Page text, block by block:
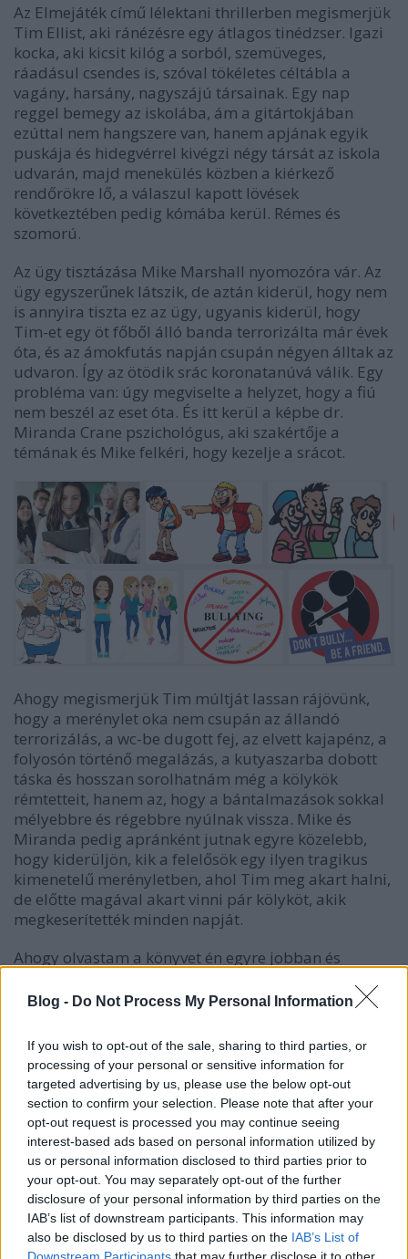
Blog - Do Not Process My Personal Information
If you wish to opt-out of the sale, sharing to third parties, or
processing of your personal or sensitive information for
targeted advertising by us, please use the below opt-out
section to confirm your selection. Please note that after your
opt-out request is processed you may continue seeing
interest-based ads based on personal information utilized by
us or personal information disclosed to third parties prior to
your opt-out. You may separately opt-out of the further
disclosure of your personal information by third parties on the
IAB’s list of downstream participants. This information may
also be disclosed by us to third parties on the IAB’s List of
Az Elmejáték című lélektani thrillerben megismerjük
Tim Ellist, aki ránézésre egy átlagos tinédzser. Igazi
kocka, aki kicsit kilóg a sorból, szemüveges,
ráadásul csendes is, szóval tökéletes céltábla a
vagány, harsány, nagyszájú társainak. Egy nap
reggel bemegy az iskolába, ám a gitártokjában
ezúttal nem hangszere van, hanem apjának egyik
puskája és hidegvérrel kivégzi négy társát az iskola
udvarán, majd menekülés közben a kiérkező
rendőrökre lő, a válaszul kapott lövések
következtében pedig kómába kerül. Rémes és
szomorú.
Az ügy tisztázása Mike Marshall nyomozóra vár. Az
ügy egyszerűnek látszik, de aztán kiderül, hogy nem
is annyira tiszta ez az ügy, ugyanis kiderül, hogy
Tim-et egy öt főből álló banda terrorizálta már évek
óta, és az ámokfutás napján csupán négyen álltak az
udvaron. Így az ötödik srác koronatanúvá válik. Egy
probléma van: úgy megviselte a helyzet, hogy a fiú
nem beszél az eset óta. És itt kerül a képbe dr.
Miranda Crane pszichológus, aki szakértője a
témának és Mike felkéri, hogy kezelje a srácot.
Ahogy megismerjük Tim múltját lassan rájövünk,
hogy a merénylet oka nem csupán az állandó
terrorizálás, a wc-be dugott fej, az elvett kajapénz, a
folyosón történő megalázás, a kutyaszarba dobott
táska és hosszan sorolhatnám még a kölykök
rémtetteit, hanem az, hogy a bántalmazások sokkal
mélyebbre és régebbre nyúlnak vissza. Mike és
Miranda pedig apránként jutnak egyre közelebb,
hogy kiderüljön, kik a felelősök egy ilyen tragikus
kimenetelű merényletben, ahol Tim meg akart halni,
de előtte magával akart vinni pár kölyköt, akik
megkeserítették minden napját.
Ahogy olvastam a könyvet én egyre jobban és
iskolai terror nem adhat felmentést a tettei alól, de
Vajon ő most a körülmények áldozata, aki
kiterjesztett öngyilkosságot hajtott végre? Az
áldozatok ártatlanok? Tim meg akart halni aznap.
Vajon mi történik, ha magához tér a kómából?
Ez volt az első könyvem a szerzőtől, de a blogon már
jelent meg könyvéről ajánló Arthur tollából, ami
miatt kíváncsi voltam a regényre:
Lefelé a folyón
A történet nagyon megfogott, a szerző jól,